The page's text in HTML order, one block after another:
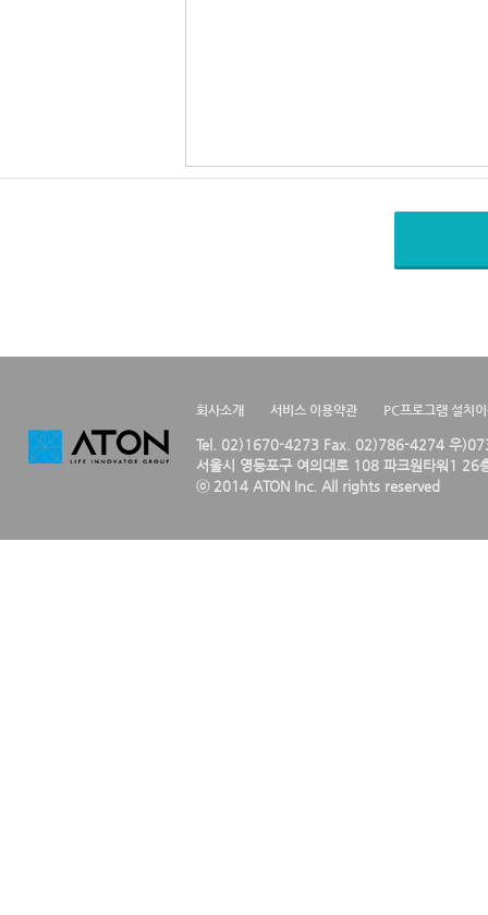
회사소개 서비스 이용약관 PC프로그램 설치
Tel. 02)1670-4273 Fax. 02)786-4274 우
서울시 영등포구 여의대로 108 파크원타워1 26
ⓒ 2014 ATON Inc. All rights reserved